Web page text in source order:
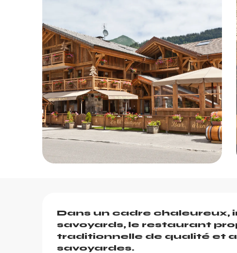
Dans un cadre chaleureux,
savoyards, le restaurant
traditionnelle de qualité et
savoyardes.